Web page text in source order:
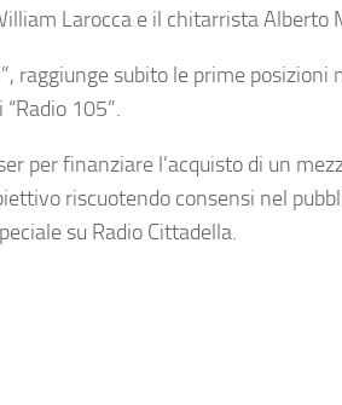
Larocca e il chitarristaAlberto
raggiunge subito le prime posizioni
“Radio 105”.
per finanziare l’acquisto di un
riscuotendo consensi nel
su Radio Cittadella.